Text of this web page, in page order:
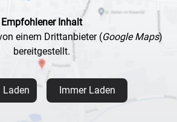
Empfohlener Inhalt
einem Drittanbieter (Google Maps)
bereitgestellt.
Laden Immer Laden